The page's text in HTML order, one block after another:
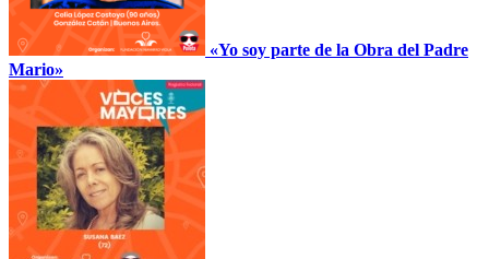
«Yo soy parte de la Obra del Padre
Mario»